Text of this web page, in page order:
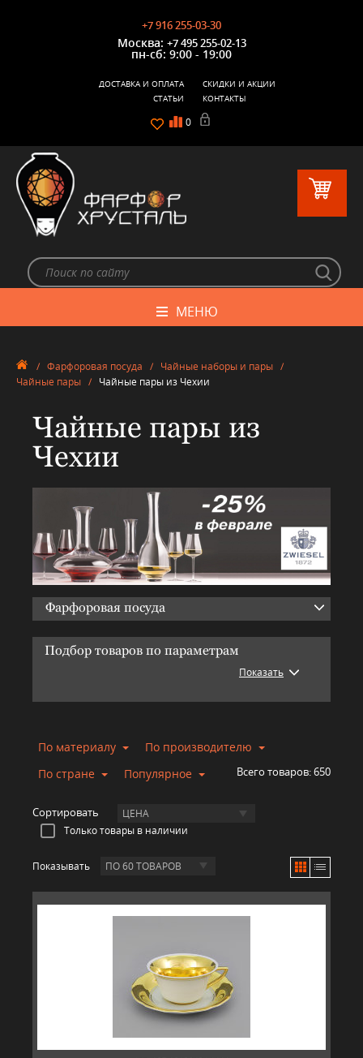
+7 916 255-03-30
Москва: +7 495 255-02-13
пн-сб: 9:00 - 19:00
0
ДОСТАВКА И ОПЛАТА
СКИДКИ И АКЦИИ
СТАТЬИ
КОНТАКТЫ
МЕНЮ
/ Фарфоровая посуда / Чайные наборы и пары /
Чайные пары / Чайные пары из Чехии
Чайные пары из
Чехии
Фарфоровая посуда
Подбор товаров по параметрам
Показать
По материалу
По производителю
По стране
Популярное Всего товаров:650
Сортировать ЦЕНА
Только товары в наличии
Показывать ПО 60 ТОВАРОВ